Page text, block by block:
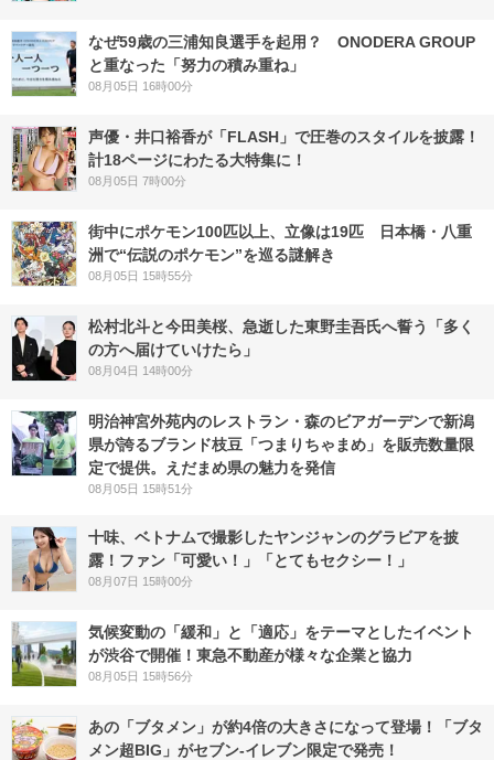
なぜ59歳の三浦知良選手を起用？ ONODERA GROUP
と重なった「努力の積み重ね」
08月05日 16時00分
声優・井口裕香が「FLASH」で圧巻のスタイルを披露！
計18ページにわたる大特集に！
08月05日 7時00分
街中にポケモン100匹以上、立像は19匹 日本橋・八重
洲で“伝説のポケモン”を巡る謎解き
08月05日 15時55分
松村北斗と今田美桜、急逝した東野圭吾氏へ誓う「多く
の方へ届けていけたら」
08月04日 14時00分
明治神宮外苑内のレストラン・森のビアガーデンで新潟
県が誇るブランド枝豆「つまりちゃまめ」を販売数量限
定で提供。えだまめ県の魅力を発信
08月05日 15時51分
十味、ベトナムで撮影したヤンジャンのグラビアを披
露！ファン「可愛い！」「とてもセクシー！」
08月07日 15時00分
気候変動の「緩和」と「適応」をテーマとしたイベント
が渋谷で開催！東急不動産が様々な企業と協力
08月05日 15時56分
あの「ブタメン」が約4倍の大きさになって登場！「ブタ
メン超BIG」がセブン‐イレブン限定で発売！